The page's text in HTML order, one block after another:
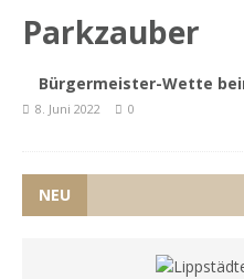
Parkzauber
Bürgermeister-Wette
8. Juni 2022 0
NEU